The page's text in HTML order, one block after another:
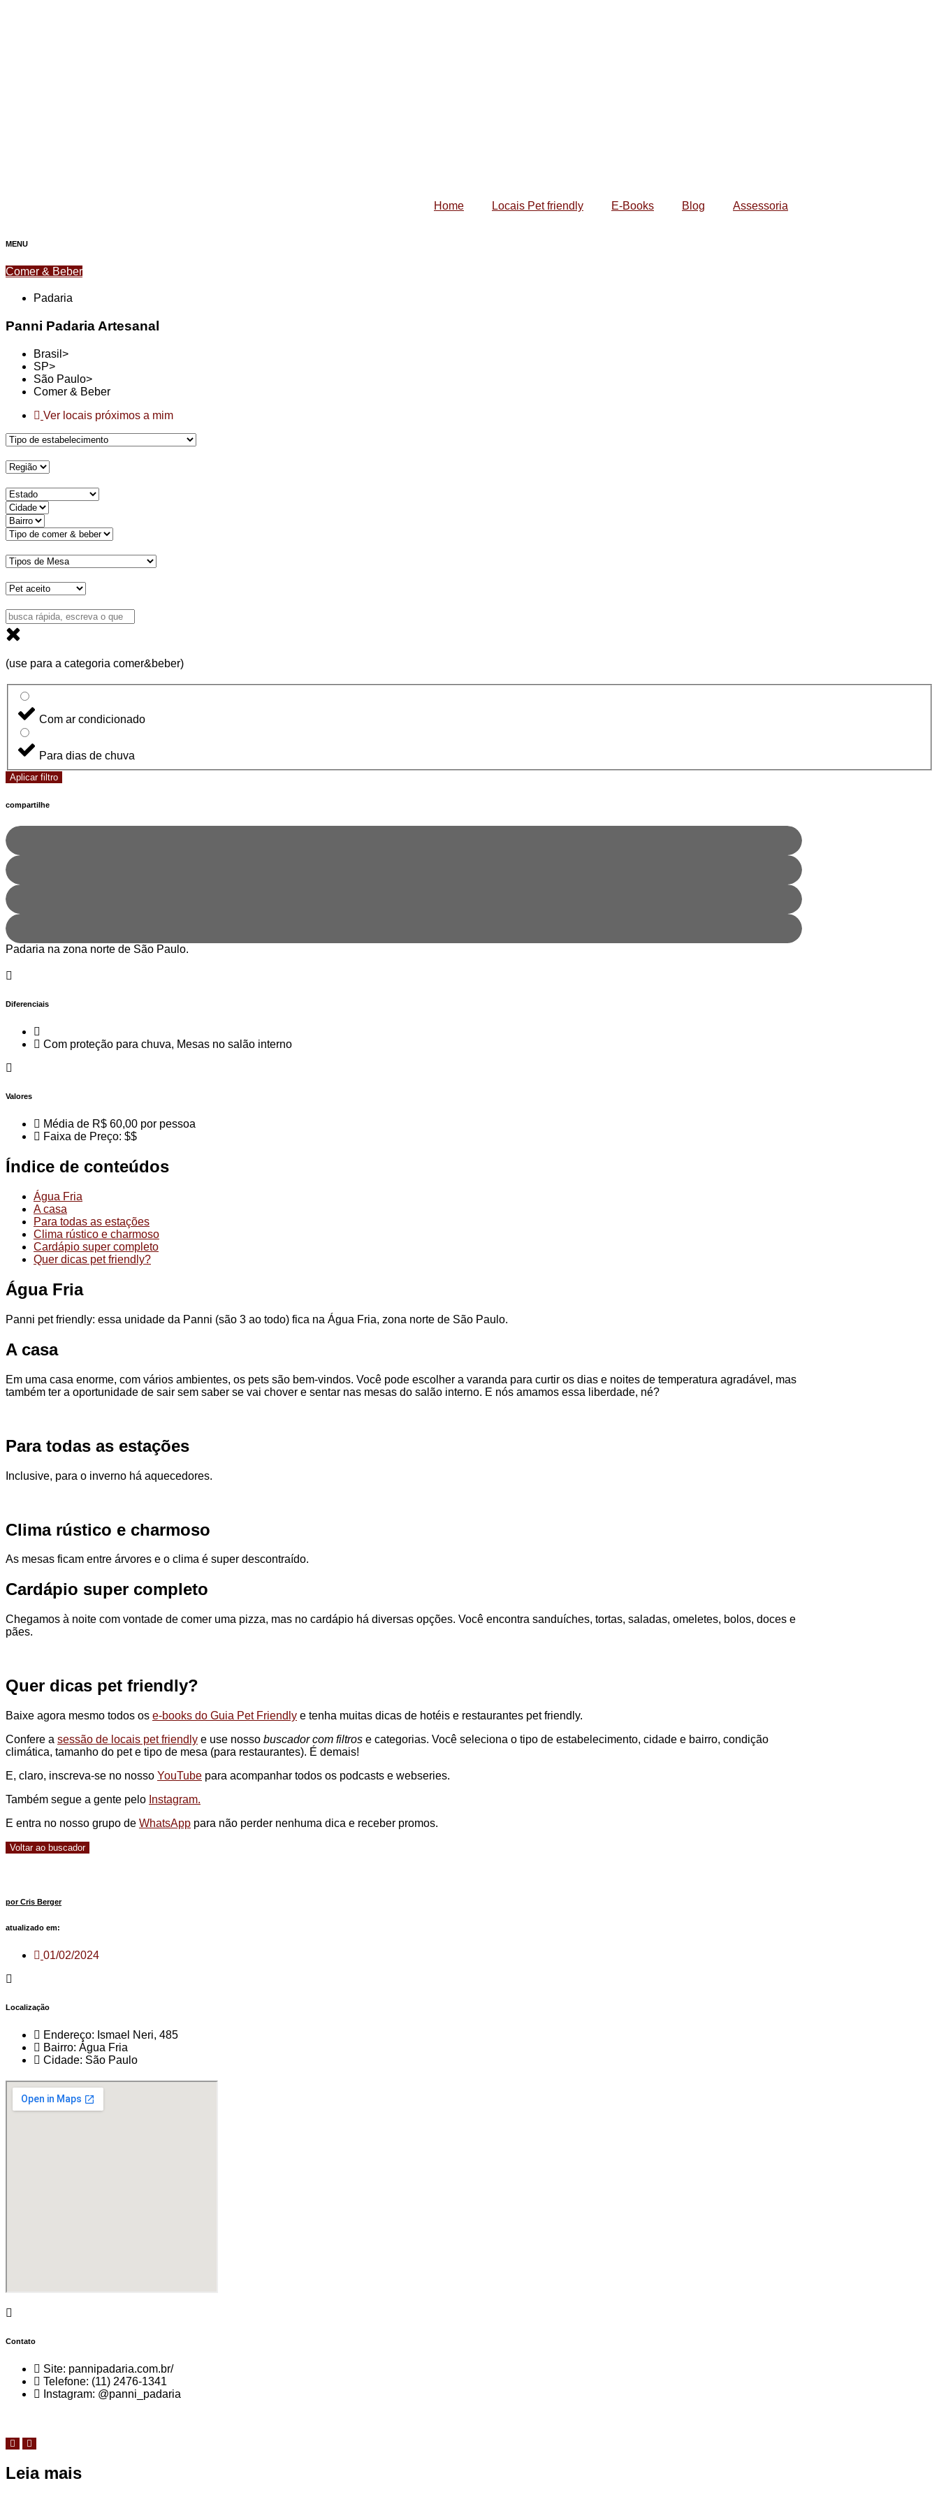
Home Locais Pet friendly E-Books Blog Assessoria
MENU
Comer & Beber
Padaria
Panni Padaria Artesanal
Brasil>
SP>
São Paulo>
Comer & Beber
Ver locais próximos a mim
(use para a categoria comer&beber)
Com ar condicionado
Para dias de chuva
Aplicar filtro
compartilhe
Padaria na zona norte de São Paulo.
Diferenciais
Com proteção para chuva, Mesas no salão interno
Valores
Média de R$ 60,00 por pessoa
Faixa de Preço: $$
Índice de conteúdos
Água Fria
A casa
Para todas as estações
Clima rústico e charmoso
Cardápio super completo
Quer dicas pet friendly?
Água Fria
Panni pet friendly: essa unidade da Panni (são 3 ao todo) fica na Água Fria, zona norte de São Paulo.
A casa
Em uma casa enorme, com vários ambientes, os pets são bem-vindos. Você pode escolher a varanda para curtir os dias e noites de temperatura agradável, mas
também ter a oportunidade de sair sem saber se vai chover e sentar nas mesas do salão interno. E nós amamos essa liberdade, né?
Para todas as estações
Inclusive, para o inverno há aquecedores.
Clima rústico e charmoso
As mesas ficam entre árvores e o clima é super descontraído.
Cardápio super completo
Chegamos à noite com vontade de comer uma pizza, mas no cardápio há diversas opções. Você encontra sanduíches, tortas, saladas, omeletes, bolos, doces e
pães.
Quer dicas pet friendly?
Baixe agora mesmo todos os e-books do Guia Pet Friendly e tenha muitas dicas de hotéis e restaurantes pet friendly.
Confere a sessão de locais pet friendly e use nosso buscador com filtros e categorias. Você seleciona o tipo de estabelecimento, cidade e bairro, condição
climática, tamanho do pet e tipo de mesa (para restaurantes). É demais!
E, claro, inscreva-se no nosso YouTube para acompanhar todos os podcasts e webseries.
Também segue a gente pelo Instagram.
E entra no nosso grupo de WhatsApp para não perder nenhuma dica e receber promos.
Voltar ao buscador
por Cris Berger
atualizado em:
01/02/2024
Localização
Endereço: Ismael Neri, 485
Bairro: Água Fria
Cidade: São Paulo
Contato
Site: pannipadaria.com.br/
Telefone: (11) 2476-1341
Instagram: @panni_padaria
Leia mais